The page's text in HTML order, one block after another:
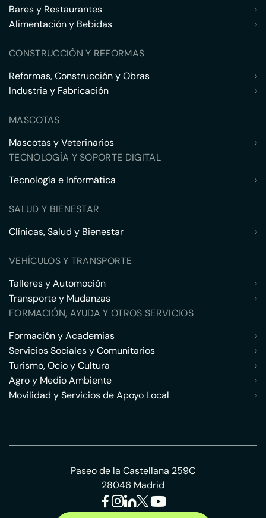
Bares y Restaurantes
›
Alimentación y Bebidas
›
CONSTRUCCIÓN Y REFORMAS
Reformas, Construcción y Obras
›
Industria y Fabricación
›
MASCOTAS
Mascotas y Veterinarios
›
TECNOLOGÍA Y SOPORTE DIGITAL
Tecnología e Informática
›
SALUD Y BIENESTAR
Clínicas, Salud y Bienestar
›
VEHÍCULOS Y TRANSPORTE
Talleres y Automoción
›
Transporte y Mudanzas
›
FORMACIÓN, AYUDA Y OTROS SERVICIOS
Formación y Academias
›
Servicios Sociales y Comunitarios
›
Turismo, Ocio y Cultura
›
Agro y Medio Ambiente
›
Movilidad y Servicios de Apoyo Local
›
Paseo de la Castellana 259C
28046 Madrid